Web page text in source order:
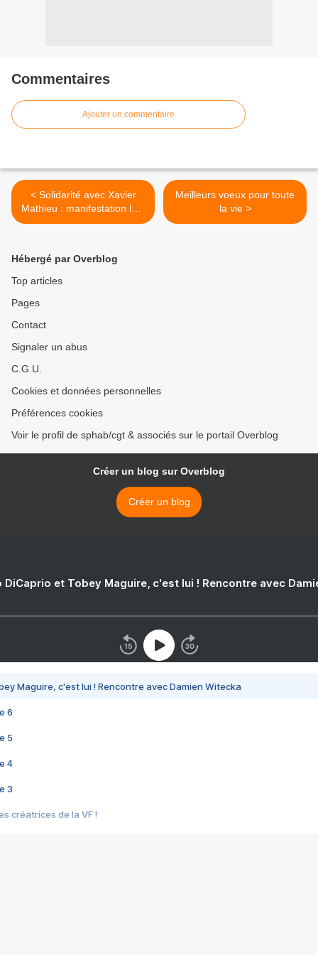
Commentaires
Ajouter un commentaire
< Solidarité avec Xavier
Mathieu : manifestation le 4
Janvier 2012 à 11 heures à
Meilleurs voeux pour toute
la vie >
Hébergé par Overblog
Top articles
Pages
Contact
Signaler un abus
C.G.U.
Cookies et données personnelles
Préférences cookies
Voir le profil de sphab/cgt & associés sur le portail Overblog
Créer un blog sur Overblog
Créer un blog
DiCaprio et Tobey Maguire, c'est lui ! Rencontre avec
Maguire, c'est lui ! Rencontre avec Damien Witecka
6
5
4
3
créatrices de la VF !